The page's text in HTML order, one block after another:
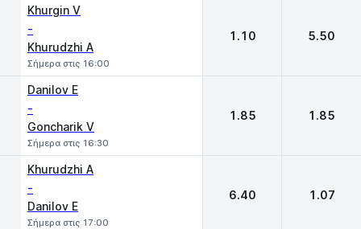
Khurgin V
-
Khurudzhi A
Σήμερα στις 16:00
1.10 5.50
Danilov E
-
Goncharik V
Σήμερα στις 16:30
1.85 1.85
Khurudzhi A
-
Danilov E
Σήμερα στις 17:00
6.40 1.07